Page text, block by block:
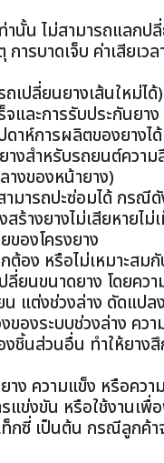
านั้น ไม่สามารถแลก
ารบาดเจ็บ ค่าเสียเว
เปลี่ยนยางเส้นใหม่
และการรับประกันยา
าห์การผลิตของยางได้
งสำหรับรถยนต์ควา
งของหน้ายาง)
ามารถปะซ่อมได้ กร
สร้างยางไม่เสียหาย
ของโครงยาง
ต้อง หรือไม่เหมาะส
ยนขนาดยาง โดยคว
แต่งช่วงล่าง ดัดแป
ของระบบช่วงล่าง ค
นส่วนอื่น ทำให้ยางสึ
าง ความแข็ง หรือคว
รแข่งขัน หรือใช้งาน
กซี่ เป็นต้น กรณีลูกค้า